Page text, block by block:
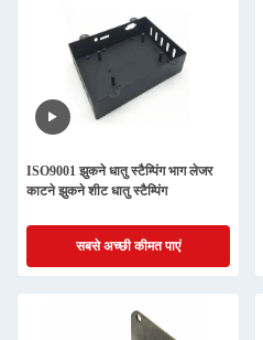
ISO9001 झुकने धातु स्टैम्पिंग भाग लेजर
काटने झुकने शीट धातु स्टैम्पिंग
सबसे अच्छी कीमत पाएं